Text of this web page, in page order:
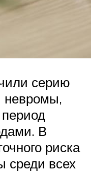
серию
невромы,
В
риска
среди всех